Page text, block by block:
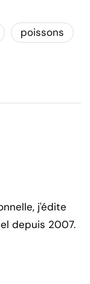
poissons
j'édite
depuis 2007.